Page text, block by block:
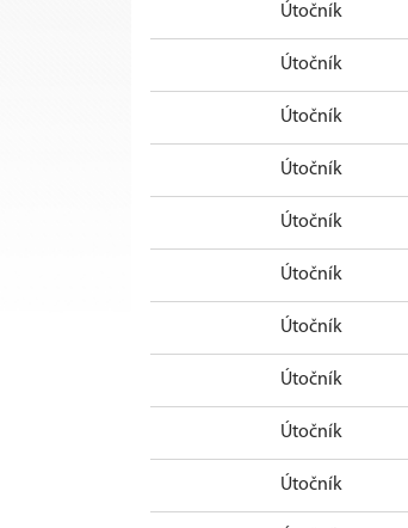
Útočník
Útočník
Útočník
Útočník
Útočník
Útočník
Útočník
Útočník
Útočník
Útočník